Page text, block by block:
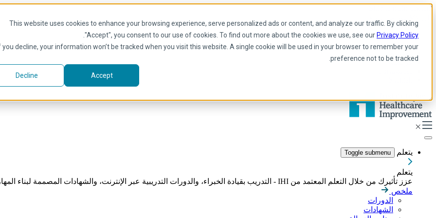
This website uses cookies to enhance your browsing experience, serve personalized ads or content, and analyze our traffic. By clicking
"Accept", you consent to our use of cookies. To find out more about the cookies we use, see our Privacy Policy
you decline, your information won’t be tracked when you visit this website. A single cookie will be used in your browser to remember your
preference not to be tracked.
Accept
Decline
Skip to main content
Arabic
Arabic
إنجليزي
فرنسية
يتعلم Toggle submenu
يتعلم
عزز تأثيرك من خلال التعلم المعتمد من IHI - التدريب بقيادة الخبراء، والدورات التدريبية عبر الإنترنت، والشهادات المصممة لبناء المهارات اللازمة لقيادة تحسين الرعاية الصحية بشكل هادف.
ملخص
الدورات
الشهادات